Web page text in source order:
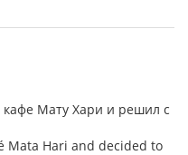
Мату Хари и решил с
Mata Hari and decided to